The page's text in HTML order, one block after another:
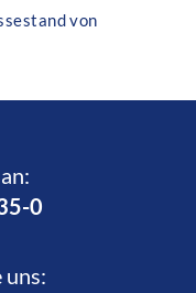
von
0
uns: